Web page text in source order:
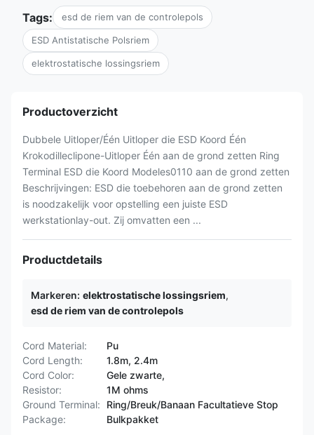
Tags: esd de riem van de controlepols
ESD Antistatische Polsriem
elektrostatische lossingsriem
Productoverzicht
Dubbele Uitloper/Één Uitloper die ESD Koord Één
Krokodilleclipone-Uitloper Één aan de grond zetten Ring
Terminal ESD die Koord Modeles0110 aan de grond zetten
Beschrijvingen: ESD die toebehoren aan de grond zetten
is noodzakelijk voor opstelling een juiste ESD
werkstationlay-out. Zij omvatten een ...
Productdetails
Markeren: elektrostatische lossingsriem,
esd de riem van de controlepols
Cord Material:
Pu
Cord Length:
1.8m, 2.4m
Cord Color:
Gele zwarte,
Resistor:
1M ohms
Ground Terminal:
Ring/Breuk/Banaan Facultatieve Stop
Package:
Bulkpakket